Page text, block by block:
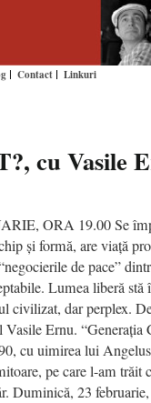
Contact Linkuri
cu Vasile
ORA 19.00 Se
și formă, are viață
de pace”
Lumea liberă stă
civilizat, dar perplex.
Vasile Ernu.
cu uimirea lui
pe care l-am trăit
Duminică, 23